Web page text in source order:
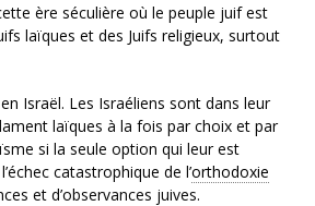
ère séculière où le peuple juif est
laïques et des Juifs religieux, surtout
Israël. Les Israéliens sont dans leur
laïques à la fois par choix et par
si la seule option qui leur est
catastrophique de l’orthodoxie
et d’observances juives.